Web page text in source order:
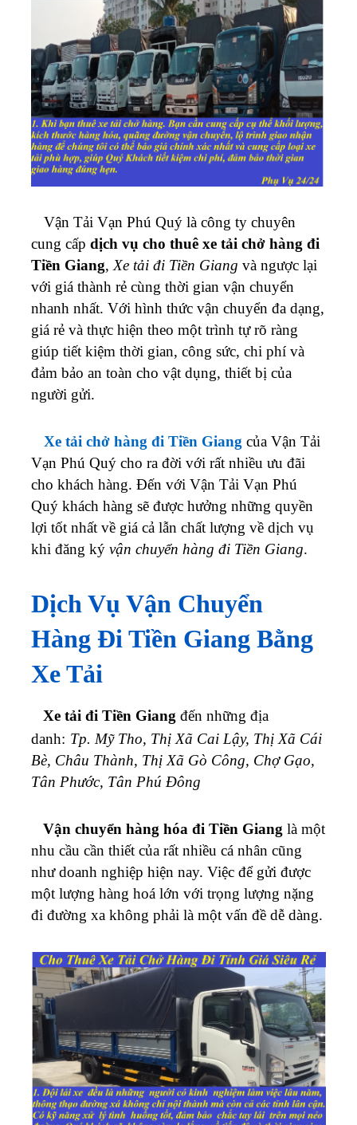
Vận Tải Vạn Phú Quý là công ty chuyên
cung cấp dịch vụ cho thuê xe tải chở hàng đi
Tiền Giang, Xe tải đi Tiền Giang và ngược lại
với giá thành rẻ cùng thời gian vận chuyển
nhanh nhất. Với hình thức vận chuyển đa dạng,
giá rẻ và thực hiện theo một trình tự rõ ràng
giúp tiết kiệm thời gian, công sức, chi phí và
đảm bảo an toàn cho vật dụng, thiết bị của
người gửi.
Xe tải chở hàng đi Tiền Giang của Vận Tải
Vạn Phú Quý cho ra đời với rất nhiều ưu đãi
cho khách hàng. Đến với Vận Tải Vạn Phú
Quý khách hàng sẽ được hưởng những quyền
lợi tốt nhất về giá cả lẫn chất lượng về dịch vụ
khi đăng ký vận chuyển hàng đi Tiền Giang.
Dịch Vụ Vận Chuyển
Hàng Đi Tiền Giang Bằng
Xe Tải
Xe tải đi Tiền Giang đến những địa
danh: Tp. Mỹ Tho, Thị Xã Cai Lậy, Thị Xã Cái
Bè, Châu Thành, Thị Xã Gò Công, Chợ Gạo,
Tân Phước, Tân Phú Đông
Vận chuyển hàng hóa đi Tiền Giang là một
nhu cầu cần thiết của rất nhiều cá nhân cũng
như doanh nghiệp hiện nay. Việc để gửi được
một lượng hàng hoá lớn với trọng lượng nặng
đi đường xa không phải là một vấn đề dễ dàng.